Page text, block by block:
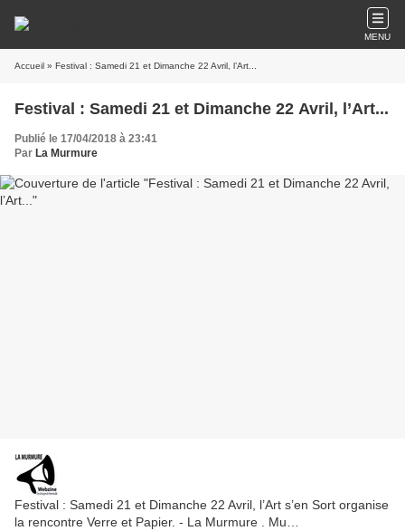
MENU
Accueil » Festival : Samedi 21 et Dimanche 22 Avril, l’Art...
Festival : Samedi 21 et Dimanche 22 Avril, l’Art...
Publié le 17/04/2018 à 23:41
Par La Murmure
Festival : Samedi 21 et Dimanche 22 Avril, l’Art s’en Sort organise
la rencontre Verre et Papier. - La Murmure . Mu…